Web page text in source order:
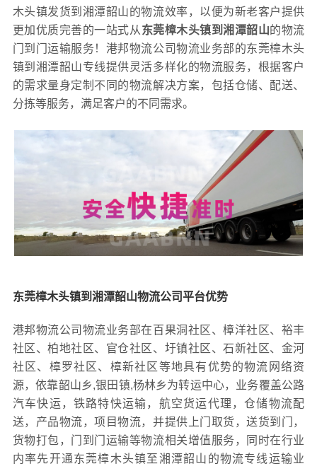
木头镇发货到湘潭韶山的物流效率，以便为新老客户提供
更加优质完善的一站式从 东莞樟木头镇到湘潭韶山的物流
门到门运输服务！港邦物流公司物流业务部的东莞樟木头
镇到湘潭韶山专线提供灵活多样化的物流服务，根据客户
的需求量身定制不同的物流解决方案，包括仓储、配送、
分拣等服务，满足客户的不同需求。
东莞樟木头镇到湘潭韶山物流公司平台优势
港邦物流公司物流业务部在百果洞社区、樟洋社区、裕丰
社区、柏地社区、官仓社区、圩镇社区、石新社区、金河
社区、樟罗社区、樟新社区等地具有优势的物流网络资
源，依靠韶山乡,银田镇,杨林乡为转运中心，业务覆盖公路
汽车快运，铁路特快运输，航空货运代理，仓储物流配
送，产品物流，项目物流，并提供上门取货，送货到门，
货物打包，门到门运输等物流相关增值服务，同时在行业
内率先开通东莞樟木头镇至湘潭韶山的物流专线运输业